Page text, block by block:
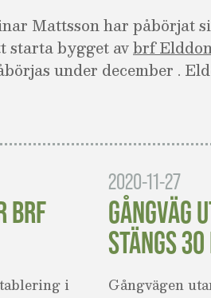
Mattsson har påbörjat
starta bygget avbrf
under december .
BRF
i
2020-11-27
GÅNGVÄG
STÄNGS
Gångvägen